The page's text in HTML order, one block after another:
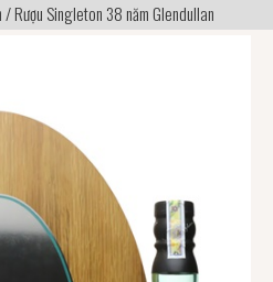
/Rượu Singleton 38 năm Glendullan